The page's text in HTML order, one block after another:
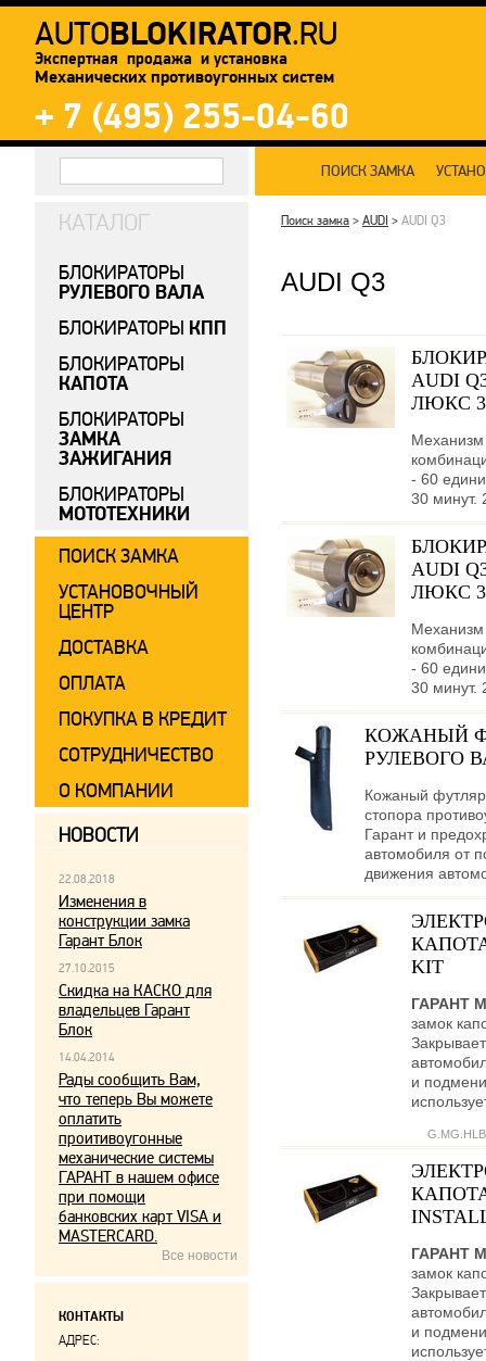
AUTOBLOKIRATOR.RU
Экспертная продажа и установка
Механических противоугонных систем
+ 7 (495) 255-04-60
ПОИСК ЗАМКА
Поиск замка > AUDI > AUDI Q3
AUDI Q3
AUDI
ЛЮКС
Механизм
- 60
30 минут.
AUDI
ЛЮКС
Механизм
- 60
30 минут.
КОЖАНЫЙ
РУЛЕВОГО
Кожаный
стопора
Гарант и
автомобиля от
движения
KIT
ГАРАНТ
замок
и
ГАРАНТ
замок
и
КАТАЛОГ
БЛОКИРАТОРЫ
РУЛЕВОГО ВАЛА
БЛОКИРАТОРЫ КПП
БЛОКИРАТОРЫ
КАПОТА
БЛОКИРАТОРЫ
ЗАМКА
ЗАЖИГАНИЯ
БЛОКИРАТОРЫ
МОТОТЕХНИКИ
ПОИСК ЗАМКА
УСТАНОВОЧНЫЙ
ЦЕНТР
ДОСТАВКА
ОПЛАТА
ПОКУПКА В КРЕДИТ
СОТРУДНИЧЕСТВО
О КОМПАНИИ
НОВОСТИ
22.08.2018
Изменения в
конструкции замка
Гарант Блок
27.10.2015
Скидка на КАСКО для
владельцев Гарант
Блок
14.04.2014
Рады сообщить Вам,
что теперь Вы можете
оплатить
проитивоугонные
механические системы
ГАРАНТ в нашем офисе
при помощи
банковских карт VISA и
MASTERCARD.
Все новости
КОНТАКТЫ
АДРЕС: